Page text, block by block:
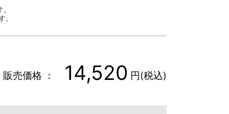
。
販売価格 ： 14,520 円(税込)